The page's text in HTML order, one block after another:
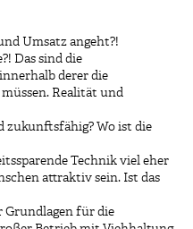
Umsatz angeht?!
Das sind die
derer die
Realität und
zukunftsfähig? Wo ist die
Technik viel eher
attraktiv sein. Ist das
Grundlagen für die